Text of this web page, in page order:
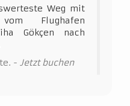
Weg mit
vom Flughafen
Gökçen nach
- Jetzt buchen